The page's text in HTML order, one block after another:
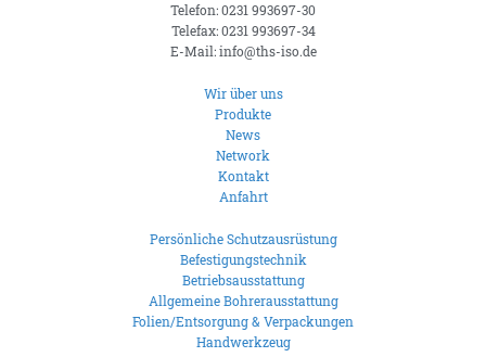
Telefon: 0231 993697-30
Telefax: 0231 993697-34
E-Mail: info@ths-iso.de
Wir über uns
Produkte
News
Network
Kontakt
Anfahrt
Persönliche Schutzausrüstung
Befestigungstechnik
Betriebsausstattung
Allgemeine Bohrerausstattung
Folien/Entsorgung & Verpackungen
Handwerkzeug